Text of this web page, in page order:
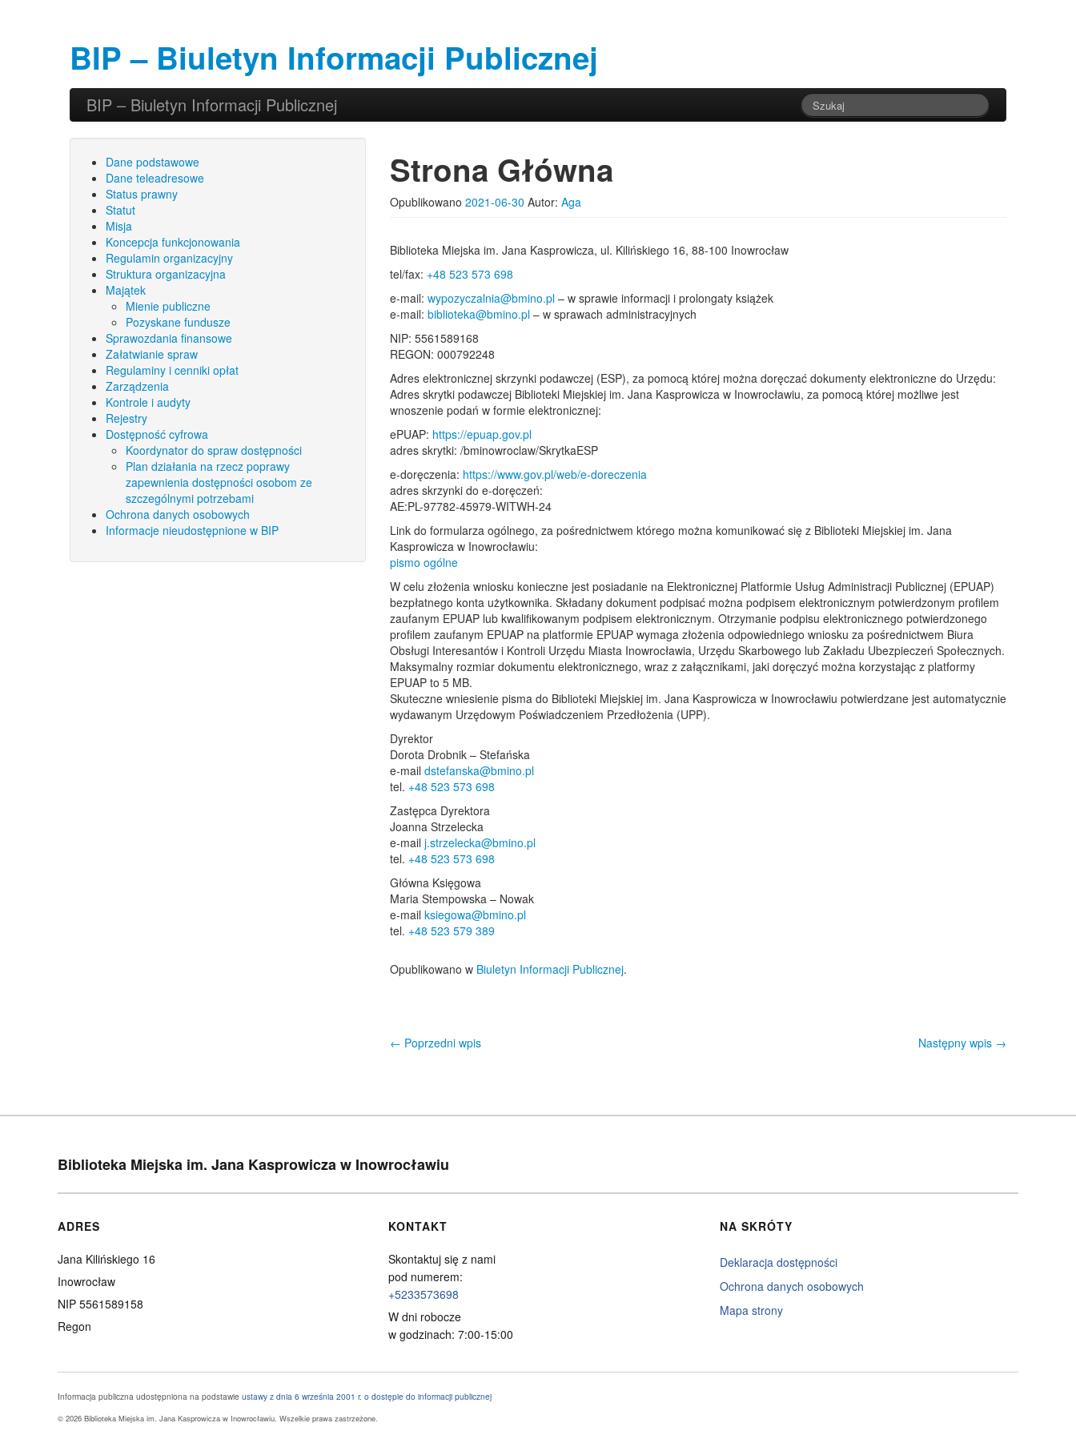
BIP – Biuletyn Informacji Publicznej
Główne menu
Przeskocz do tekstu
Przeskocz do widgetów
BIP – Biuletyn Informacji Publicznej
Strona Główna
Opublikowano 2021-06-30 Autor: Aga
Biblioteka Miejska im. Jana Kasprowicza, ul. Kilińskiego 16, 88-100 Inowrocław
tel/fax: +48 523 573 698
e-mail: wypozyczalnia@bmino.pl – w sprawie informacji i prolongaty książek
e-mail: biblioteka@bmino.pl – w sprawach administracyjnych
NIP: 5561589168
REGON: 000792248
Adres elektronicznej skrzynki podawczej (ESP), za pomocą której można doręczać dokumenty elektroniczne do Urzędu:
Adres skrytki podawczej Biblioteki Miejskiej im. Jana Kasprowicza w Inowrocławiu, za pomocą której możliwe jest
wnoszenie podań w formie elektronicznej:
ePUAP: https://epuap.gov.pl
adres skrytki: /bminowroclaw/SkrytkaESP
e-doręczenia: https://www.gov.pl/web/e-doreczenia
adres skrzynki do e-doręczeń:
AE:PL-97782-45979-WITWH-24
Link do formularza ogólnego, za pośrednictwem którego można komunikować się z Biblioteki Miejskiej im. Jana
Kasprowicza w Inowrocławiu:
pismo ogólne
W celu złożenia wniosku konieczne jest posiadanie na Elektronicznej Platformie Usług Administracji Publicznej (EPUAP)
bezpłatnego konta użytkownika. Składany dokument podpisać można podpisem elektronicznym potwierdzonym profilem
zaufanym EPUAP lub kwalifikowanym podpisem elektronicznym. Otrzymanie podpisu elektronicznego potwierdzonego
profilem zaufanym EPUAP na platformie EPUAP wymaga złożenia odpowiedniego wniosku za pośrednictwem Biura
Obsługi Interesantów i Kontroli Urzędu Miasta Inowrocławia, Urzędu Skarbowego lub Zakładu Ubezpieczeń Społecznych.
Maksymalny rozmiar dokumentu elektronicznego, wraz z załącznikami, jaki doręczyć można korzystając z platformy
EPUAP to 5 MB.
Skuteczne wniesienie pisma do Biblioteki Miejskiej im. Jana Kasprowicza w Inowrocławiu potwierdzane jest automatycznie
wydawanym Urzędowym Poświadczeniem Przedłożenia (UPP).
Dyrektor
Dorota Drobnik – Stefańska
e-mail dstefanska@bmino.pl
tel. +48 523 573 698
Zastępca Dyrektora
Joanna Strzelecka
e-mail j.strzelecka@bmino.pl
tel. +48 523 573 698
Główna Księgowa
Maria Stempowska – Nowak
e-mail ksiegowa@bmino.pl
tel. +48 523 579 389
Opublikowano w Biuletyn Informacji Publicznej.
Nawigacja wpisu
Następny wpis →
← Poprzedni wpis
Dane podstawowe
Dane teleadresowe
Status prawny
Statut
Misja
Koncepcja funkcjonowania
Regulamin organizacyjny
Struktura organizacyjna
Majątek
Mienie publiczne
Pozyskane fundusze
Sprawozdania finansowe
Załatwianie spraw
Regulaminy i cenniki opłat
Zarządzenia
Kontrole i audyty
Rejestry
Dostępność cyfrowa
Koordynator do spraw dostępności
Plan działania na rzecz poprawy
zapewnienia dostępności osobom ze
szczególnymi potrzebami
Ochrona danych osobowych
Informacje nieudostępnione w BIP
Biblioteka Miejska im. Jana Kasprowicza w Inowrocławiu
ADRES
Jana Kilińskiego 16
Inowrocław
NIP 5561589158
Regon
KONTAKT
Skontaktuj się z nami
pod numerem:
+5233573698
W dni robocze
w godzinach: 7:00-15:00
NA SKRÓTY
Deklaracja dostępności
Ochrona danych osobowych
Mapa strony
Informacja publiczna udostępniona na podstawie ustawy z dnia 6 września 2001 r. o dostępie do informacji publicznej
© 2026 Biblioteka Miejska im. Jana Kasprowicza w Inowrocławiu. Wszelkie prawa zastrzeżone.